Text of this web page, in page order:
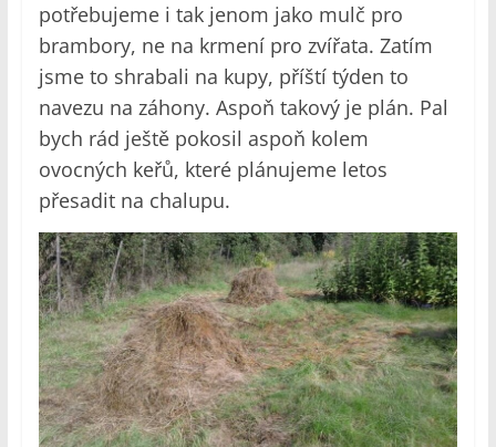
potřebujeme i tak jenom jako mulč pro
brambory, ne na krmení pro zvířata. Zatím
jsme to shrabali na kupy, příští týden to
navezu na záhony. Aspoň takový je plán. Pal
bych rád ještě pokosil aspoň kolem
ovocných keřů, které plánujeme letos
přesadit na chalupu.